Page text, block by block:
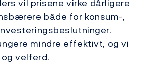
vil prisene virke dårligere
både for konsum-,
mindre effektivt, og vi
velferd.